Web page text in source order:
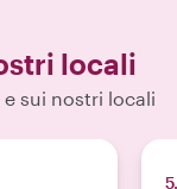
locali
sui nostri locali